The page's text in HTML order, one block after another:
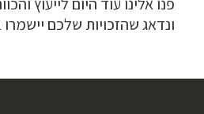
ונדאג שהזכויות שלכם